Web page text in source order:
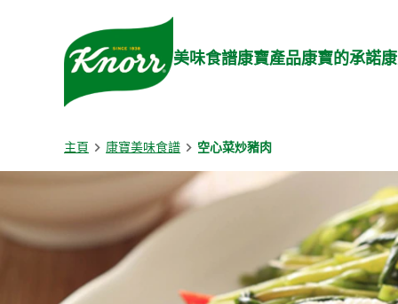
Skip to:
美味食譜康寶產品康寶的承諾
主頁 康寶美味食譜 空心菜炒豬肉